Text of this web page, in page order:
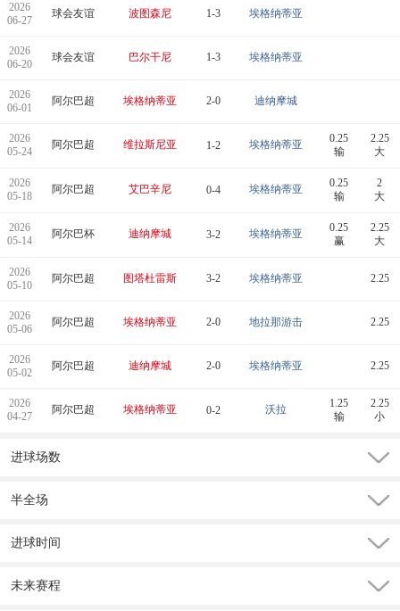
2026
06-27
球会友谊 波图森尼 1-3 埃格纳蒂亚
2026
06-20
球会友谊 巴尔干尼 1-3 埃格纳蒂亚
2026
06-01
阿尔巴超 埃格纳蒂亚 2-0 迪纳摩城
2026
05-24
阿尔巴超 维拉斯尼亚 1-2 埃格纳蒂亚
0.25
输
2.25
大
2026
05-18
阿尔巴超 艾巴辛尼 0-4 埃格纳蒂亚
0.25
输
2
大
2026
05-14
阿尔巴杯 迪纳摩城 3-2 埃格纳蒂亚
0.25
赢
2.25
大
2026
05-10
阿尔巴超 图塔杜雷斯 3-2 埃格纳蒂亚 2.25
2026
05-06
阿尔巴超 埃格纳蒂亚 2-0 地拉那游击 2.25
2026
05-02
阿尔巴超 迪纳摩城 2-0 埃格纳蒂亚 2.25
2026
04-27
阿尔巴超 埃格纳蒂亚 0-2 沃拉
1.25
输
2.25
小
进球场数
半全场
进球时间
未来赛程